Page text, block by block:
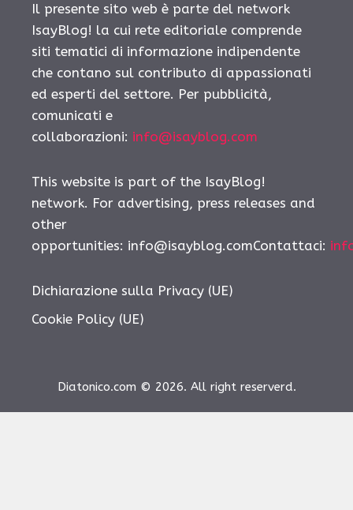
Il presente sito web è parte del network
IsayBlog! la cui rete editoriale comprende
siti tematici di informazione indipendente
che contano sul contributo di appassionati
ed esperti del settore. Per pubblicità,
comunicati e
collaborazioni: info@isayblog.com
This website is part of the IsayBlog!
network. For advertising, press releases and
other
opportunities: info@isayblog.comContattaci:
Dichiarazione sulla Privacy (UE)
Cookie Policy (UE)
Diatonico.com © 2026. All right reserverd.